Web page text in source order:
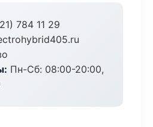
784 11 29
Пн-Сб: 08:00-20:00,